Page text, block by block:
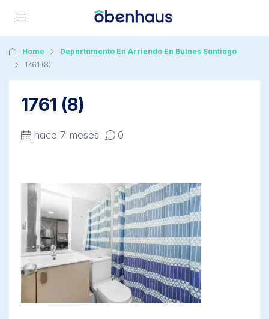
Home
Departamento En Arriendo En Bulnes Santiago
1761 (8)
1761 (8)
hace 7 meses 0